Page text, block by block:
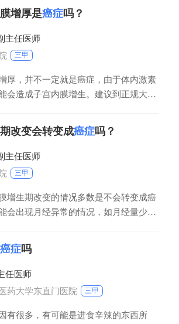
适症状。而大部分癌症早期的症状不明
能存在局部肿块、疼痛等现象。如果患
及时前往医院就诊，平时还需要多进行
增厚是癌症吗？
主任医师
三甲
厚，并不一定就是癌症，由于体内激素
会造成子宫内膜增生。建议到正规大医
，注意休息，不要过度劳累，注意卫
意饮食规律。
改变会转变成癌症吗？
主任医师
三甲
增生期改变的情况多数是不会转变成癌
会出现月经异常的情况，如月经量少、
出现烦躁不安等情绪。患者需要在医嘱
调节，如孕激素类药物、促排卵药物
者可以考虑刮宫术、子宫切除术等。保
癌症吗
任医师
药大学东直门医院
三甲
有很多，有可能是进食辛辣的东西所